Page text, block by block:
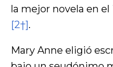
la mejor novela en
[2†].
Mary Anne eligió